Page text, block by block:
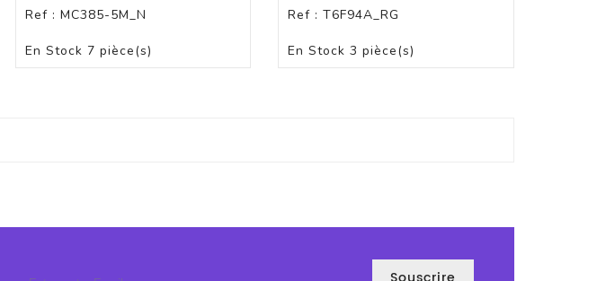
Ref : MC385-5M_N
En Stock 7 pièce(s)
Ref :T6F94A_RG
En Stock 3 pièce(s)